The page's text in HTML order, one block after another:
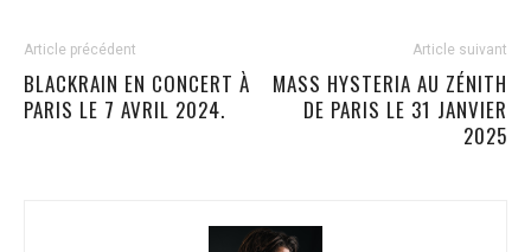
Article précédent
BLACKRAIN EN CONCERT À
PARIS LE 7 AVRIL 2024.
Article suivant
MASS HYSTERIA AU ZÉNITH
DE PARIS LE 31 JANVIER
2025